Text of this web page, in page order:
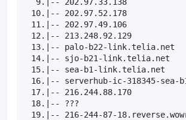
10.|-- 202.97.52.178
11.|-- 202.97.49.106
12.|-- 213.248.92.129
13.|-- palo-b22-link.telia.net
14.|-- sjo-b21-link.telia.net
15.|-- sea-b1-link.telia.net
16.|-- serverhub-ic-318345-
17.|-- 216.244.88.170
18.|-- ???
19.|-- 216-244-87-